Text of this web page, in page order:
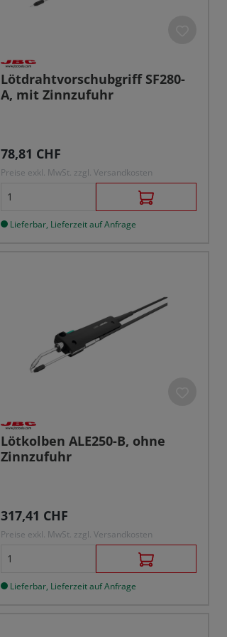
Lötdrahtvorschubgriff SF280-
A, mit Zinnzufuhr
Regulärer Preis:
78,81 CHF
Preise exkl. MwSt. zzgl. Versandkosten
Lieferbar, Lieferzeit auf Anfrage
Lötkolben ALE250-B, ohne
Zinnzufuhr
Regulärer Preis:
317,41 CHF
Preise exkl. MwSt. zzgl. Versandkosten
Lieferbar, Lieferzeit auf Anfrage